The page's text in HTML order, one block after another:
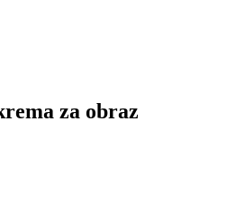
za obraz